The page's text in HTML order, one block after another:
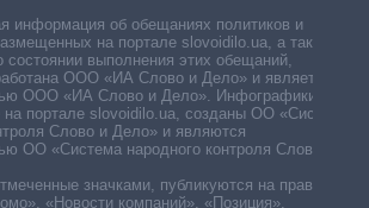
информация об обещаниях политиков и
на портале slovoidilo.ua, а также
выполнения этих обещаний,
ООО «ИА Слово и Дело» и является
ООО «ИА Слово и Дело». Инфографики,
портале slovoidilo.ua, созданы ОО «Система
Слово и Дело» и являются
ОО «Система народного контроля Слово и
значками, публикуются на правах
«Новости компаний», «Позиция»,